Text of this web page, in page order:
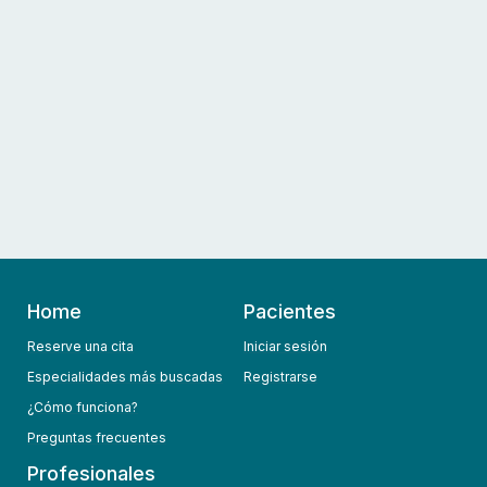
Home
Reserve una cita
Especialidades más buscadas
¿Cómo funciona?
Preguntas frecuentes
Pacientes
Iniciar sesión
Registrarse
Profesionales